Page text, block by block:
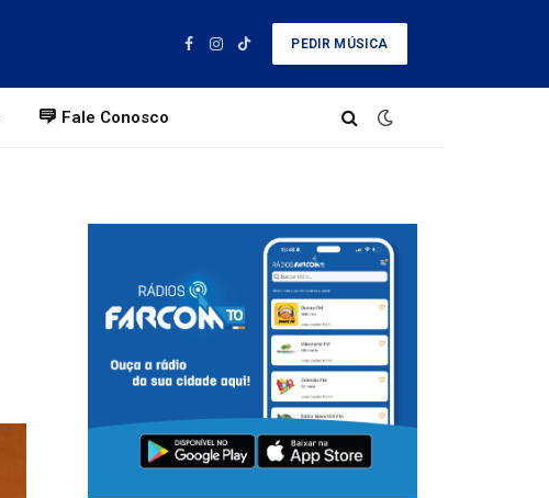
Facebook
Instagram
TikTok
PEDIR MÚSICA
Fale Conosco